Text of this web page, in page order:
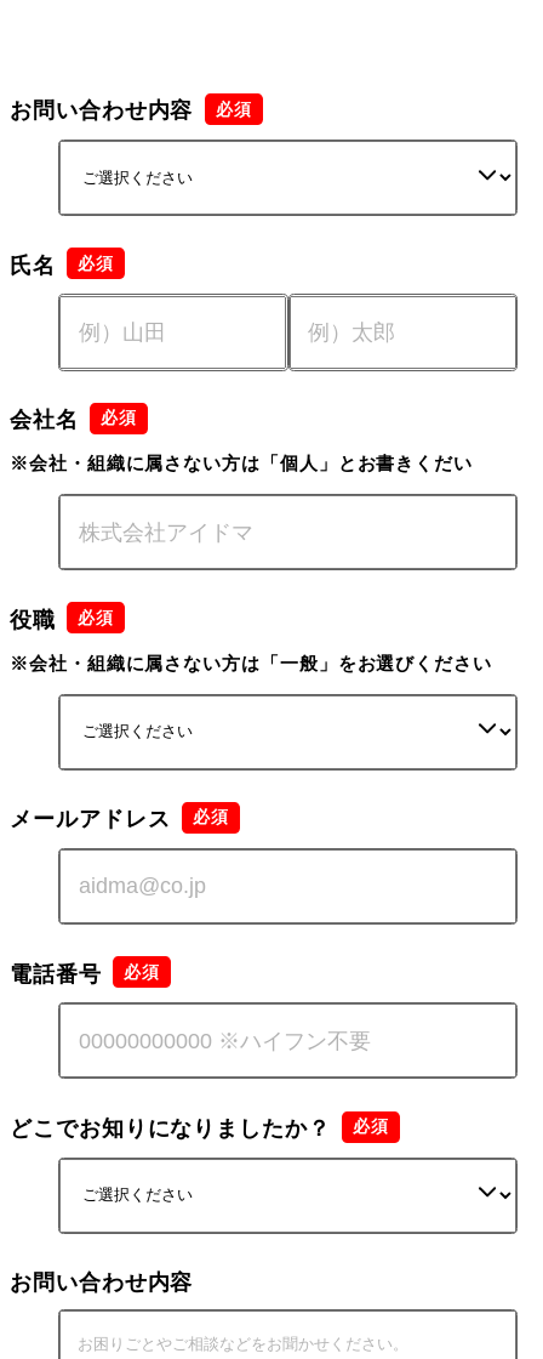
お問い合わせ内容
氏名
会社名
※会社・組織に属さない方は「個人」とお書きくだい
役職
※会社・組織に属さない方は「一般」をお選びください
メールアドレス
電話番号
どこでお知りになりましたか？
お問い合わせ内容